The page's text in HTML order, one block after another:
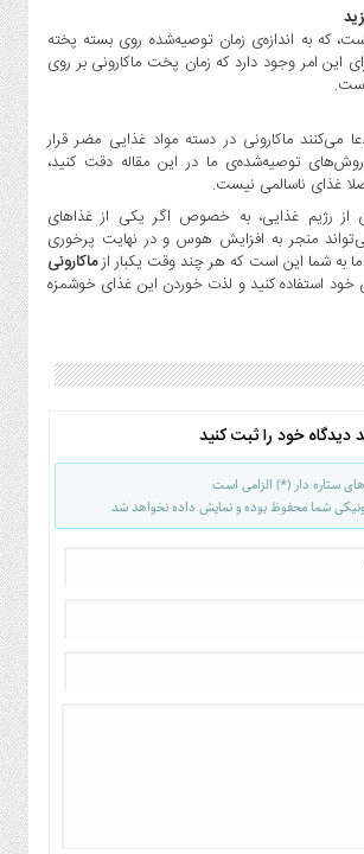
که به اندازه‌ی زمان توصیه‌شده روی بسته پخته
این امر وجود دارد که زمان پخت ماکارونی بر روی
می‌کنند ماکارونی در دسته مواد غذایی مضر قرار
روش‌های توصیه‌شده‌ی ما در این مقاله دقت کنید،
غذای ناسالمی نیست.
از رژیم غذایی، به خصوص اگر یکی از غذاهای
منجر به افزایش هوس و در نهایت پرخوری
ما به شما این است که هر چند وقت یکبار ازماکارونی
خود استفاده کنید و لذت خوردن این غذای خوشمزه
دیدگاه خود را ثبت کنید
ستاره دار (*) الزامی است
شما محفوظ بوده و نمایش داده نخواهد شد